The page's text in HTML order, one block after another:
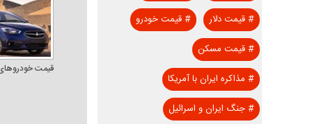
قیمت
#قیمت دلار #قیمت خودرو
#قیمت مسکن
# مذاکره ایران با آمریکا
#جنگ ایران و اسرائیل